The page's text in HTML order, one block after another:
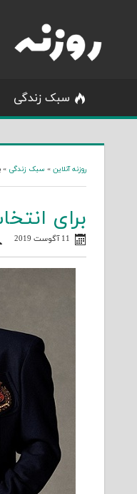
content
سبک زندگی
روزنه آنلاین » سبک زندگی »
برای
11 آگوست 2019